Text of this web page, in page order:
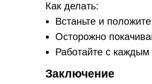
Как делать:
Встаньте и
Осторожно
Работайте с
Заключение